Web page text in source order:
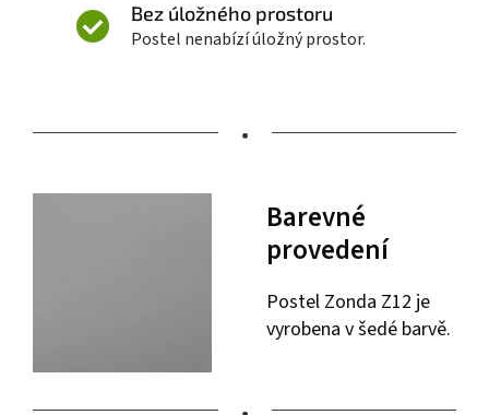
Bez úložného prostoru
Postel nenabízí úložný prostor.
•
Barevné
provedení
Postel Zonda Z12 je
vyrobena v šedé barvě.